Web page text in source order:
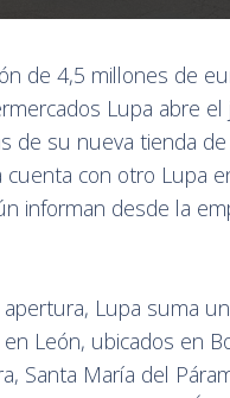
de 4,5 millones de
Lupa abre
de su nueva tienda de
cuenta con otro Lupa
informan desde la
Lupa suma
León, ubicados en
Santa María del